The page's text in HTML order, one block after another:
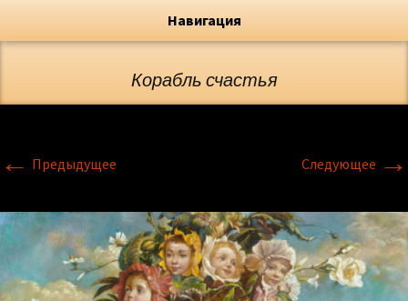
Флёрова Елена Николаевна
Художник, Официальный сайт
Навигация
Корабль счастья
← Предыдущее Следующее →